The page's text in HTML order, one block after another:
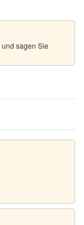
und sagen Sie